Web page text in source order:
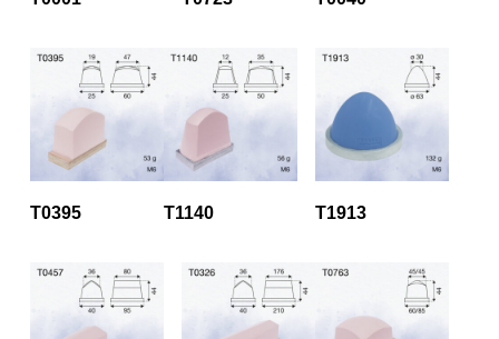
T0395 T1140 T1913